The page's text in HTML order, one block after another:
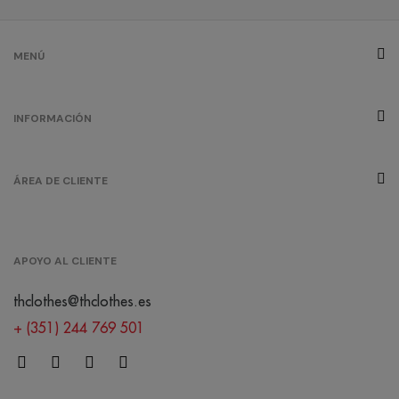
MENÚ
INFORMACIÓN
ÁREA DE CLIENTE
APOYO AL CLIENTE
thclothes@thclothes.es
+ (351) 244 769 501